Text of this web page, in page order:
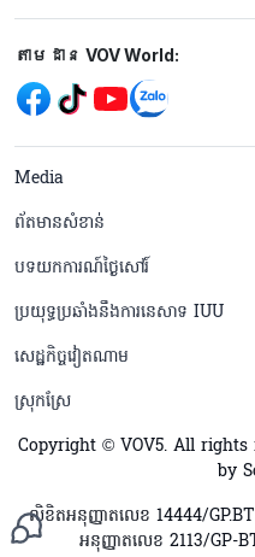
Mạng xã hội
តាមដាន VOV World:
menu footer
Media
ព័តមានសំខាន់
បទយកការណ៍ថ្ងៃសៅរ៍
ប្រយុទ្ធប្រឆាំងនឹងការនេសាទ IUU
សេដ្ឋកិច្ចវៀតណាម
ស្រុកស្រែ
Copyright © VOV5. All rights
by
លិខិតអនុញ្ញាតលេខ 14444/
អនុញ្ញាតលេខ 2113/GP-